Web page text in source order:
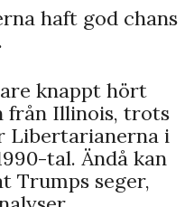
haft god chans
knappt hört
från Illinois, trots
Libertarianerna i
tal. Ändå kan
Trumps seger,